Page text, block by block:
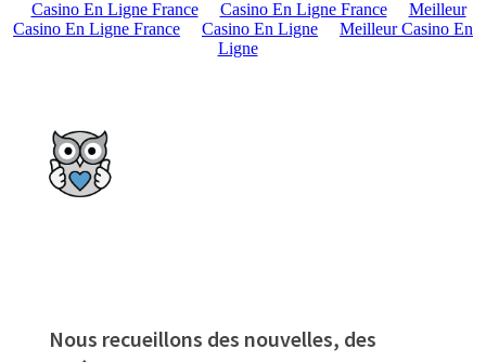
Casino En Ligne France Casino En Ligne France
Meilleur
Casino En Ligne France
Casino En Ligne
Meilleur Casino En
Ligne
Nous recueillons des nouvelles, des